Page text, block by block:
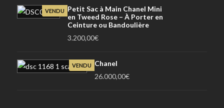
VENDU
Petit Sac à Main Chanel Mini
en Tweed Rose – À Porter en
Ceinture ou Bandoulière
3.200,00€
VENDU
Chanel
26.000,00€